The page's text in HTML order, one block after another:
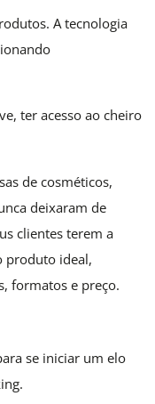
A tecnologia
ter acesso ao cheiro
de cosméticos,
deixaram de
clientes terem a
produto ideal,
formatos e preço.
se iniciar um elo